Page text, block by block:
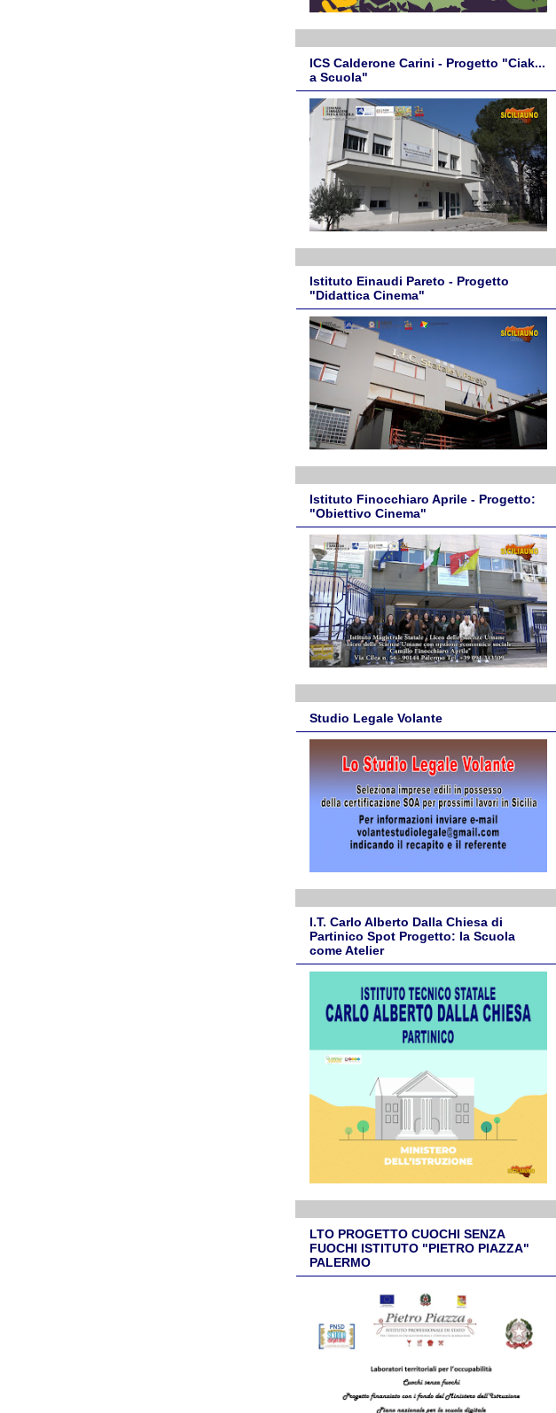
ICS Calderone Carini - Progetto "Ciak...
a Scuola"
Istituto Einaudi Pareto - Progetto
"Didattica Cinema"
Istituto Finocchiaro Aprile - Progetto:
"Obiettivo Cinema"
Studio Legale Volante
I.T. Carlo Alberto Dalla Chiesa di
Partinico Spot Progetto: la Scuola
come Atelier
LTO PROGETTO CUOCHI SENZA
FUOCHI ISTITUTO "PIETRO PIAZZA"
PALERMO